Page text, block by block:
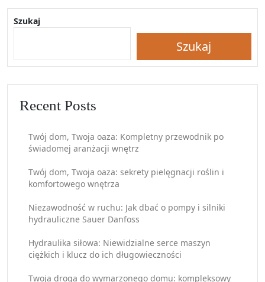
Szukaj
Szukaj
Recent Posts
Twój dom, Twoja oaza: Kompletny przewodnik po
świadomej aranżacji wnętrz
Twój dom, Twoja oaza: sekrety pielęgnacji roślin i
komfortowego wnętrza
Niezawodność w ruchu: Jak dbać o pompy i silniki
hydrauliczne Sauer Danfoss
Hydraulika siłowa: Niewidzialne serce maszyn
ciężkich i klucz do ich długowieczności
Twoja droga do wymarzonego domu: kompleksowy